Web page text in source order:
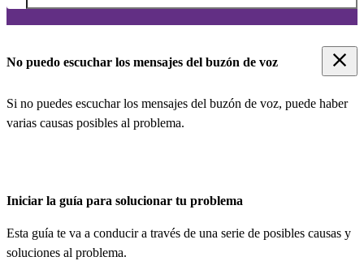
No puedo escuchar los mensajes del buzón de voz
Si no puedes escuchar los mensajes del buzón de voz, puede haber
varias causas posibles al problema.
Iniciar la guía para solucionar tu problema
Esta guía te va a conducir a través de una serie de posibles causas y
soluciones al problema.